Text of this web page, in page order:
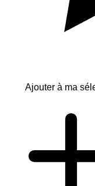
Ajouter à ma